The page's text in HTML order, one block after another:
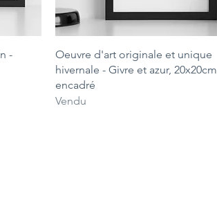
-
Oeuvre d'art originale et unique
hivernale - Givre et azur, 20x20cm
encadré
Vendu